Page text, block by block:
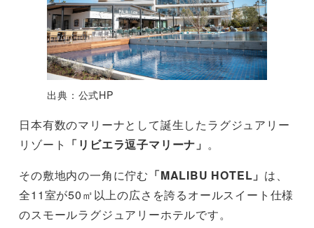
出典：公式HP
日本有数のマリーナとして誕生したラグジュアリー
リゾート 「リビエラ逗子マリーナ」 。
その敷地内の一角に佇む 「MALIBU HOTEL」 は、
全11室が50㎡以上の広さを誇るオールスイート仕様
のスモールラグジュアリーホテルです。